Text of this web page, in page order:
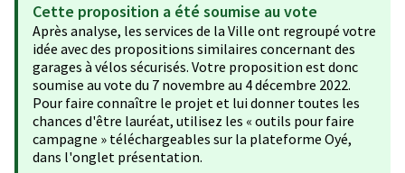
Cette proposition a été soumise au vote
Après analyse, les services de la Ville ont regroupé votre
idée avec des propositions similaires concernant des
garages à vélos sécurisés. Votre proposition est donc
soumise au vote du 7 novembre au 4 décembre 2022.
Pour faire connaître le projet et lui donner toutes les
chances d'être lauréat, utilisez les « outils pour faire
campagne » téléchargeables sur la plateforme Oyé,
dans l'onglet présentation.